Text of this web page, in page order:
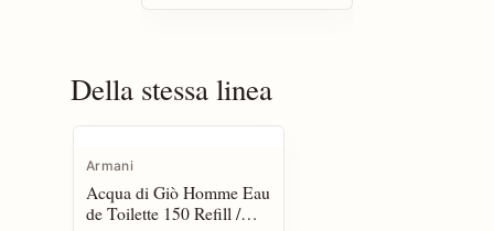
Della stessa linea
Armani
Acqua di Giò Homme Eau
de Toilette 150 Refill /